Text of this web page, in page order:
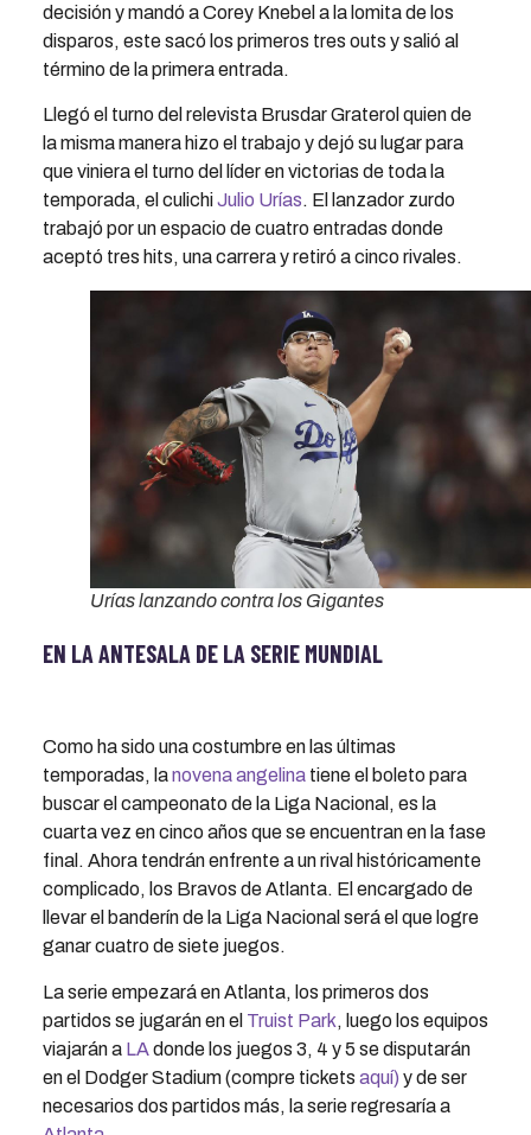
decisión y mandó a Corey Knebel a la lomita de los
disparos, este sacó los primeros tres outs y salió al
término de la primera entrada.
Llegó el turno del relevista Brusdar Graterol quien de
la misma manera hizo el trabajo y dejó su lugar para
que viniera el turno del líder en victorias de toda la
temporada, el culichiJulio Urías. El lanzador zurdo
trabajó por un espacio de cuatro entradas donde
aceptó tres hits, una carrera y retiró a cinco rivales.
Urías lanzando contra los Gigantes
EN LA ANTESALA DE LA SERIE MUNDIAL
Como ha sido una costumbre en las últimas
temporadas, lanovena angelinatiene el boleto para
buscar el campeonato de la Liga Nacional, es la
cuarta vez en cinco años que se encuentran en la fase
final. Ahora tendrán enfrente a un rival históricamente
complicado, los Bravos de Atlanta. El encargado de
llevar el banderín de la Liga Nacional será el que logre
ganar cuatro de siete juegos.
La serie empezará en Atlanta, los primeros dos
partidos se jugarán en el Truist Park, luego los equipos
viajarán a LAdonde los juegos 3, 4 y 5 se disputarán
en el Dodger Stadium (compre tickets aquí) y de ser
necesarios dos partidos más, la serie regresaría a